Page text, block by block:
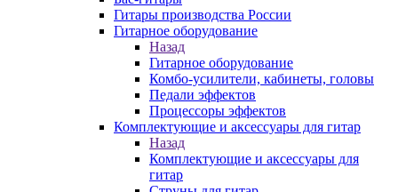
Гитары производства России
Гитарное оборудование
Назад
Гитарное оборудование
Комбо-усилители, кабинеты, головы
Педали эффектов
Процессоры эффектов
Комплектующие и аксессуары для гитар
Назад
Комплектующие и аксессуары для
гитар